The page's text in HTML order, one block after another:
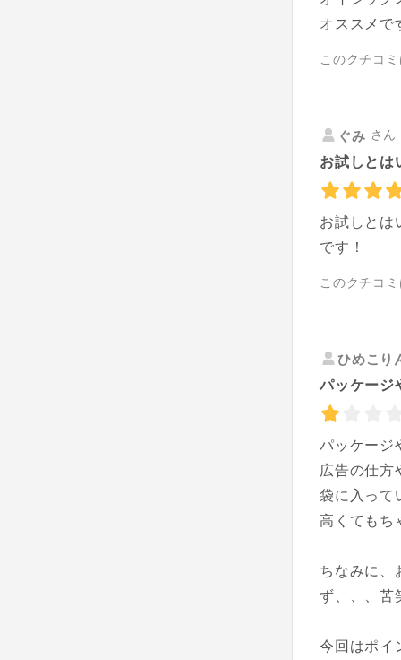
オススメで
このクチコ
ぐみ さ
お試しとは
お試しとは
です！
このクチコ
ひめこり
パッケージ
パッケージ
広告の仕方
袋に入って
高くてもち
ちなみに、
ず、、、苦
今回はポイ